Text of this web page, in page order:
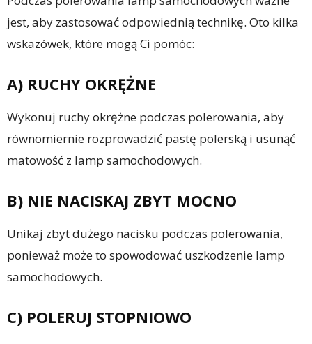
jest, aby zastosować odpowiednią technikę. Oto kilka
wskazówek, które mogą Ci pomóc:
A) RUCHY OKRĘŻNE
Wykonuj ruchy okrężne podczas polerowania, aby
równomiernie rozprowadzić pastę polerską i usunąć
matowość z lamp samochodowych.
B) NIE NACISKAJ ZBYT MOCNO
Unikaj zbyt dużego nacisku podczas polerowania,
ponieważ może to spowodować uszkodzenie lamp
samochodowych.
C) POLERUJ STOPNIOWO